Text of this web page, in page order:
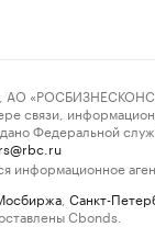
связи,
Федеральной
информационное
Санкт-
Cbonds.